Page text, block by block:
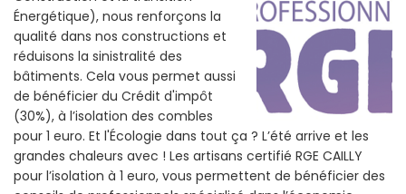
Énergétique), nous renforçons la
qualité dans nos constructions et
réduisons la sinistralité des
bâtiments. Cela vous permet aussi
de bénéficier du Crédit d'impôt
(30%), à l’isolation des combles
pour 1 euro. Et l'Écologie dans tout ça ? L’été arrive et les
grandes chaleurs avec ! Les artisans certifié RGE CAILLY
pour l’isolation à 1 euro, vous permettent de bénéficier des